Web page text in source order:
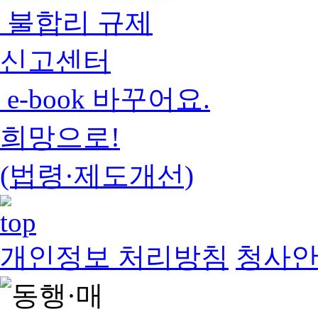
불합리 규제
신고센터
e-book 바꾸어요.
희망으로!
(법령·제도개선)
개인정보 처리방침 청사